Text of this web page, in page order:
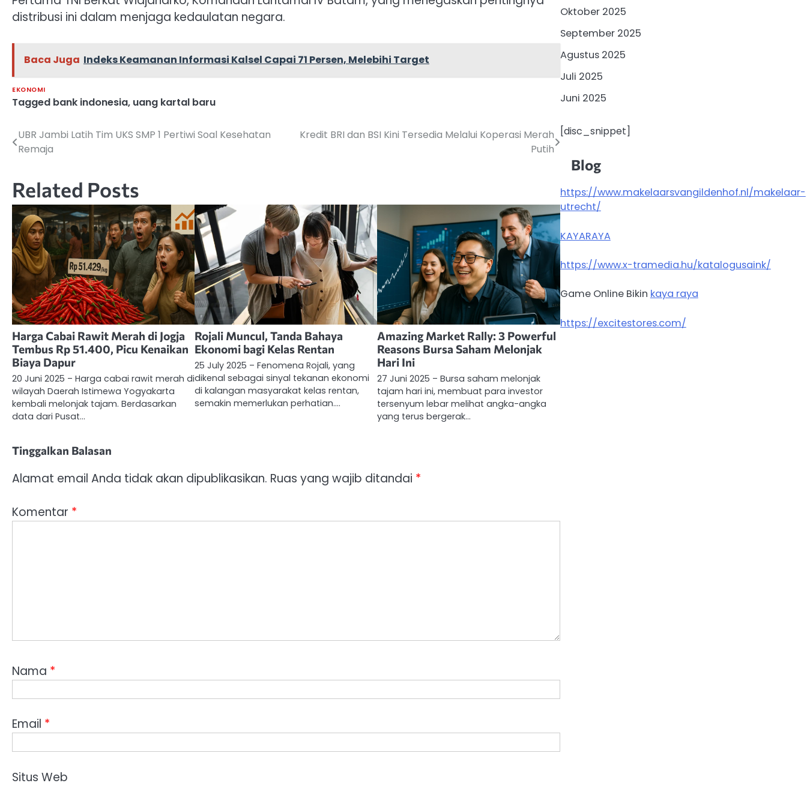
distribusi ini dalam menjaga kedaulatan negara.
Baca Juga Indeks Keamanan Informasi Kalsel Capai 71 Persen, Melebihi Target
EKONOMI
Tagged bank indonesia, uang kartal baru
Navigasi
UBR Jambi Latih Tim UKS SMP 1 Pertiwi Soal Kesehatan
Remaja
Kredit BRI dan BSI Kini Tersedia Melalui Koperasi Merah
Putih
Related Posts
Harga Cabai Rawit Merah di Jogja
Tembus Rp 51.400, Picu Kenaikan
Biaya Dapur
20 Juni 2025 – Harga cabai rawit merah di
wilayah Daerah Istimewa Yogyakarta
kembali melonjak tajam. Berdasarkan
data dari Pusat…
Rojali Muncul, Tanda Bahaya
Ekonomi bagi Kelas Rentan
25 July 2025 – Fenomena Rojali, yang
dikenal sebagai sinyal tekanan ekonomi
di kalangan masyarakat kelas rentan,
semakin memerlukan perhatian.…
Amazing Market Rally: 3 Powerful
Reasons Bursa Saham Melonjak
Hari Ini
27 Juni 2025 – Bursa saham melonjak
tajam hari ini, membuat para investor
tersenyum lebar melihat angka-angka
yang terus bergerak…
Tinggalkan Balasan
Alamat email Anda tidak akan dipublikasikan. Ruas yang wajib ditandai *
Komentar *
Nama *
Email *
Situs Web
Oktober 2025
September 2025
Agustus 2025
Juli 2025
Juni 2025
[disc_snippet]
Blog
https://www.makelaarsvangildenhof.nl/makelaar-
utrecht/
KAYARAYA
https://www.x-tramedia.hu/katalogusaink/
Game Online Bikin kaya raya
https://excitestores.com/